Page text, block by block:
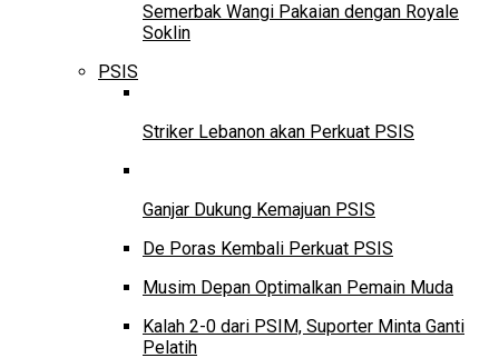
Semerbak Wangi Pakaian dengan Royale
Soklin
PSIS
Striker Lebanon akan Perkuat PSIS
Ganjar Dukung Kemajuan PSIS
De Poras Kembali Perkuat PSIS
Musim Depan Optimalkan Pemain Muda
Kalah 2-0 dari PSIM, Suporter Minta Ganti
Pelatih